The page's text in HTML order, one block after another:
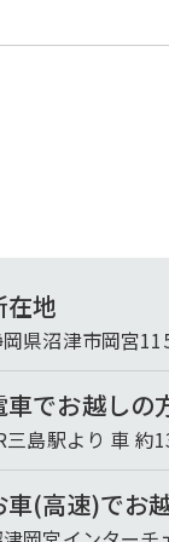
在地
県沼津市岡宮
車でお越しの
三島駅より 車 約
車(高速)でお